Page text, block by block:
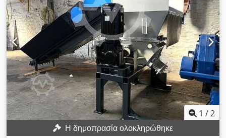
1 /2
Η δημοπρασία ολοκληρώθηκε